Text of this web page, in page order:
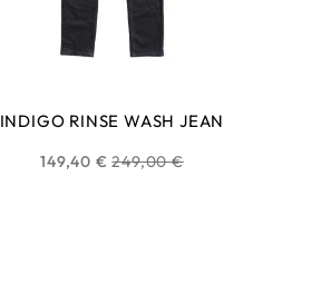
INDIGO RINSE WASH JEAN
149,40 € Prix
249,00 €